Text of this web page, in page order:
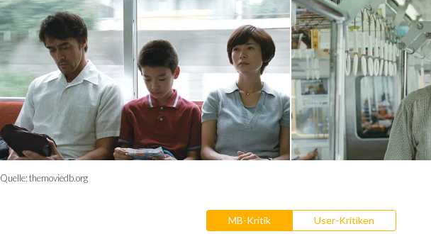
Quelle:themoviedb.org
MB-Kritik User-Kritiken